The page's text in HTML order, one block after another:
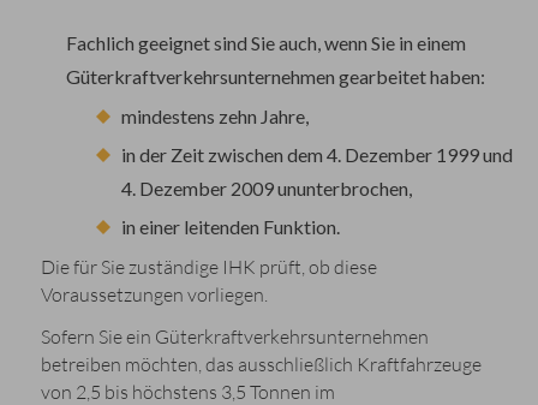
Fachlich geeignet sind Sie auch, wenn Sie in einem
Güterkraftverkehrsunternehmen gearbeitet haben:
mindestens zehn Jahre,
in der Zeit zwischen dem 4. Dezember 1999 und
4. Dezember 2009ununterbrochen,
in einer leitenden Funktion.
Die für Sie zuständige IHK prüft, ob diese
Voraussetzungen vorliegen.
Sofern Sie ein Güterkraftverkehrsunternehmen
betreiben möchten, das ausschließlich Kraftfahrzeuge
von 2,5 bis höchstens 3,5 Tonnen im